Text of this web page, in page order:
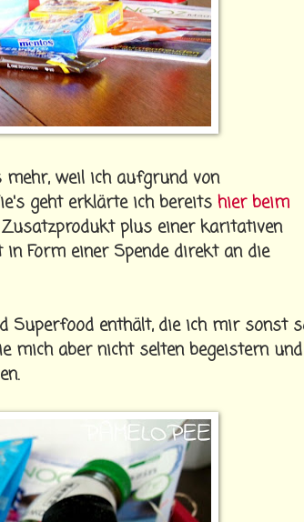
weil ich aufgrund von
geht erklärte ich bereits hier beim
plus einer karitativen
Form einer Spende direkt an die
Superfood enthält, die ich mir sonst
mich aber nicht selten begeistern und